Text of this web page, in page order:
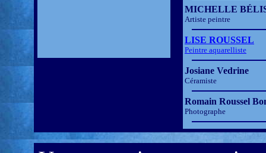
MICHELLE
Artiste peintre
LISE ROUSSEL
Peintre aquarelliste
Josiane Vedrine
Céramiste
Romain Roussel
Photographe